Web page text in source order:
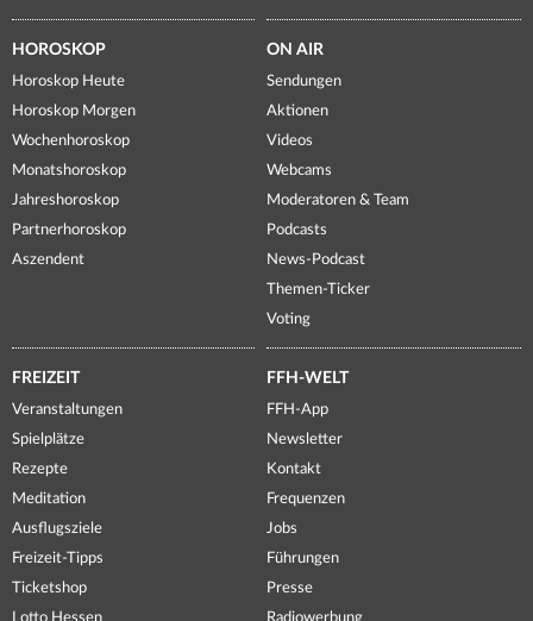
HOROSKOP
Horoskop Heute
Horoskop Morgen
Wochenhoroskop
Monatshoroskop
Jahreshoroskop
Partnerhoroskop
Aszendent
ON AIR
Sendungen
Aktionen
Videos
Webcams
Moderatoren & Team
Podcasts
News-Podcast
Themen-Ticker
Voting
FREIZEIT
Veranstaltungen
Spielplätze
Rezepte
Meditation
Ausflugsziele
Freizeit-Tipps
Ticketshop
Lotto Hessen
FFH-WELT
FFH-App
Newsletter
Kontakt
Frequenzen
Jobs
Führungen
Presse
Radiowerbung